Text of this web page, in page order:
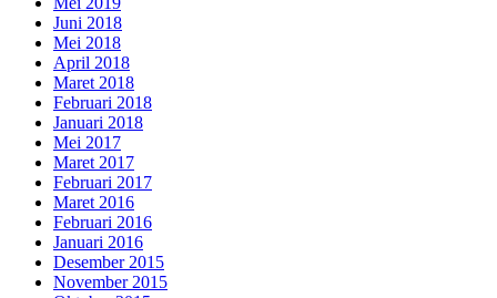
Juni 2018
Mei 2018
April 2018
Maret 2018
Februari 2018
Januari 2018
Mei 2017
Maret 2017
Februari 2017
Maret 2016
Februari 2016
Januari 2016
Desember 2015
November 2015